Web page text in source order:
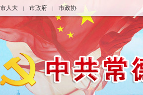
市人大 | 市政府 | 市政协